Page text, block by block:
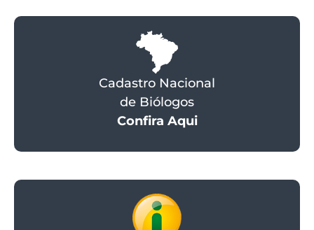
Cadastro Nacional
de Biólogos
Confira Aqui